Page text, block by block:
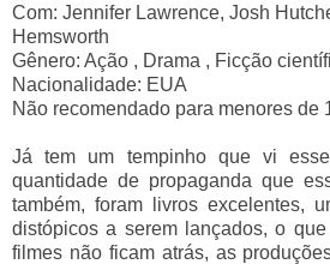
Com: Jennifer Lawrence, Josh
Hemsworth
Gênero: Ação , Drama , Ficção
Nacionalidade: EUA
Não recomendado para menores de
Já tem um tempinho que vi
quantidade de propaganda que
também, foram livros excelentes,
distópicos a serem lançados, o
filmes não ficam atrás, as